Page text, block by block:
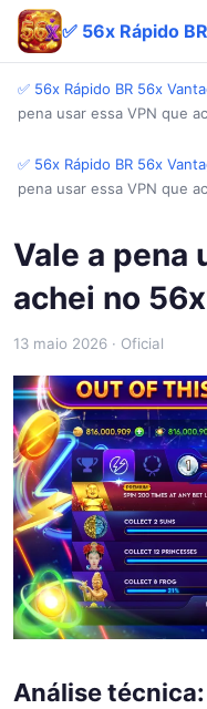
✅ 56x Rápido BR 56x
pena usar essa VPN que
✅ 56x Rápido BR 56x
pena usar essa VPN que
Vale a pena
achei no
13 maio 2026 · Oficial
Análise técnica: